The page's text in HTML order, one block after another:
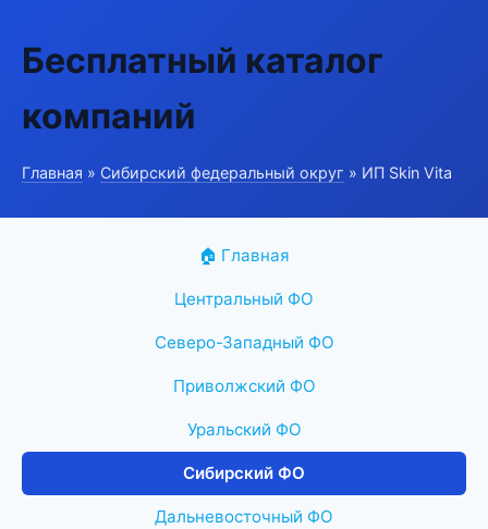
Бесплатный каталог
компаний
Главная » Сибирский федеральный округ » ИП Skin Vita
🏠 Главная
Центральный ФО
Северо-Западный ФО
Приволжский ФО
Уральский ФО
Сибирский ФО
Дальневосточный ФО